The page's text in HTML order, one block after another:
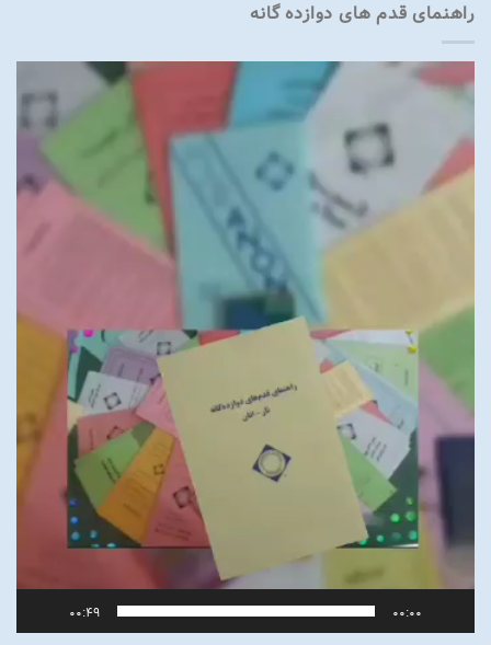
راهنمای قدم های دوازده گانه
نمایشگر
ویدیو
00:00
00:49